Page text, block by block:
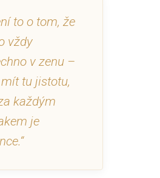
to o tom, že
vždy
v zenu –
tu jistotu,
každým
je